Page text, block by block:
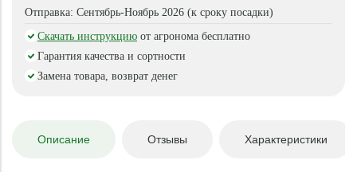
Отправка: Сентябрь-Ноябрь 2026 (к сроку посадки)
Скачать инструкцию от агронома бесплатно
Гарантия качества и сортности
Замена товара, возврат денег
Описание Отзывы Характеристики